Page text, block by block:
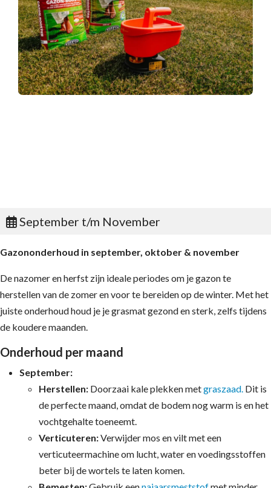
September t/m November
Gazononderhoud in september, oktober & november
De nazomer en herfst zijn ideale periodes om je gazon te
herstellen van de zomer en voor te bereiden op de winter. Met het
juiste onderhoud houd je je grasmat gezond en sterk, zelfs tijdens
de koudere maanden.
Onderhoud per maand
September:
Herstellen: Doorzaai kale plekken metgraszaad. Dit is
de perfecte maand, omdat de bodem nog warm is en het
vochtgehalte toeneemt.
Verticuteren:Verwijder mos en vilt met een
verticuteermachine om lucht, water en voedingsstoffen
beter bij de wortels te laten komen.